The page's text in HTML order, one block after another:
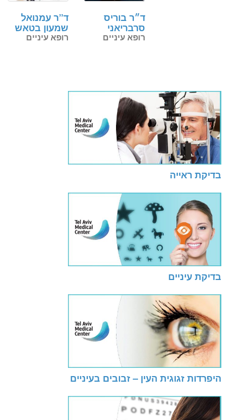
ד”ר עמנואל
שמעון בטאש
רופא עיניים
ד״ר בוריס
סרבריאני
רופא עיניים
בדיקת ראייה
בדיקת עיניים
היפרדות זגוגית העין – זבובים בעיניים